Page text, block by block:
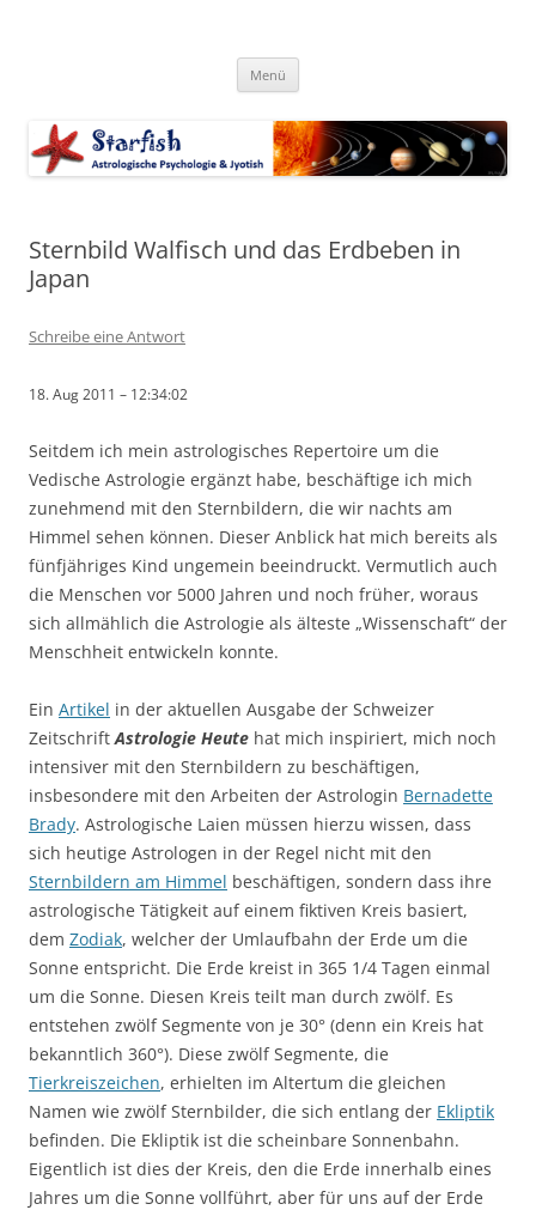
Menü
Sternbild Walfisch und das Erdbeben in
Japan
Schreibe eine Antwort
18. Aug 2011 – 12:34:02
Seitdem ich mein astrologisches Repertoire um die
Vedische Astrologie ergänzt habe, beschäftige ich mich
zunehmend mit den Sternbildern, die wir nachts am
Himmel sehen können. Dieser Anblick hat mich bereits als
fünfjähriges Kind ungemein beeindruckt. Vermutlich auch
die Menschen vor 5000 Jahren und noch früher, woraus
sich allmählich die Astrologie als älteste „Wissenschaft“ der
Menschheit entwickeln konnte.
Ein Artikel in der aktuellen Ausgabe der Schweizer
Zeitschrift Astrologie Heute hat mich inspiriert, mich noch
intensiver mit den Sternbildern zu beschäftigen,
insbesondere mit den Arbeiten der Astrologin Bernadette
Brady. Astrologische Laien müssen hierzu wissen, dass
sich heutige Astrologen in der Regel nicht mit den
Sternbildern am Himmel beschäftigen, sondern dass ihre
astrologische Tätigkeit auf einem fiktiven Kreis basiert,
dem Zodiak, welcher der Umlaufbahn der Erde um die
Sonne entspricht. Die Erde kreist in 365 1/4 Tagen einmal
um die Sonne. Diesen Kreis teilt man durch zwölf. Es
entstehen zwölf Segmente von je 30° (denn ein Kreis hat
bekanntlich 360°). Diese zwölf Segmente, die
Tierkreiszeichen, erhielten im Altertum die gleichen
Namen wie zwölf Sternbilder, die sich entlang der Ekliptik
befinden. Die Ekliptik ist die scheinbare Sonnenbahn.
Eigentlich ist dies der Kreis, den die Erde innerhalb eines
Jahres um die Sonne vollführt, aber für uns auf der Erde